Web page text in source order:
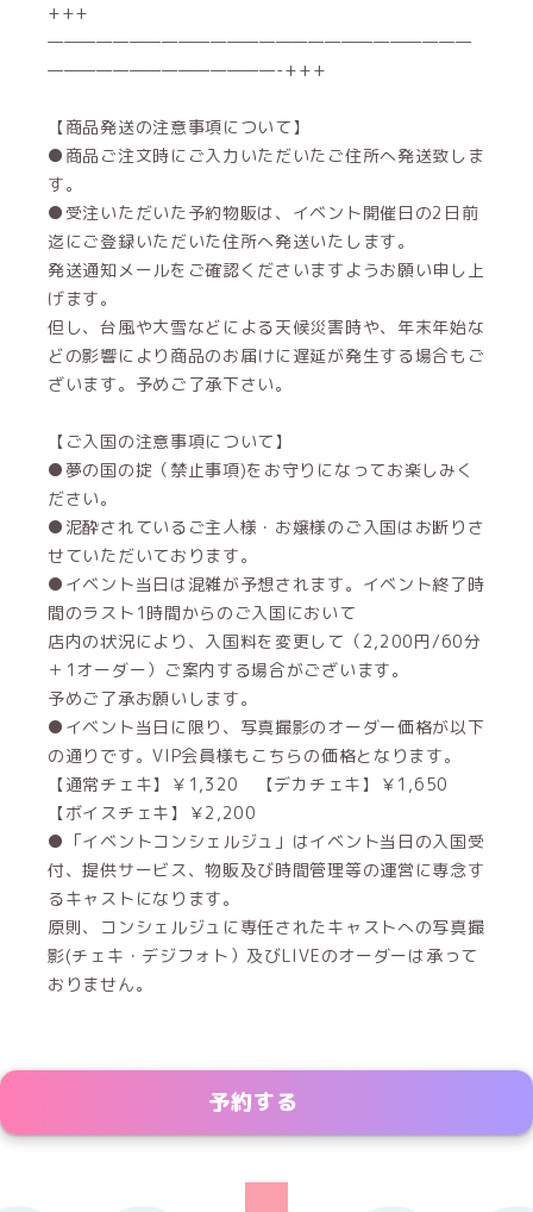
+++
——————————————————————————
——————————————-+++
【商品発送の注意事項について】
●商品ご注文時にご入力いただいたご住所へ発送致しま
す。
●受注いただいた予約物販は、イベント開催日の2日前
迄にご登録いただいた住所へ発送いたします。
発送通知メールをご確認くださいますようお願い申し上
げます。
但し、台風や大雪などによる天候災害時や、年末年始な
どの影響により商品のお届けに遅延が発生する場合もご
ざいます。予めご了承下さい。
【ご入国の注意事項について】
●夢の国の掟（禁止事項)をお守りになってお楽しみく
ださい。
●泥酔されているご主人様・お嬢様のご入国はお断りさ
せていただいております。
●イベント当日は混雑が予想されます。イベント終了時
間のラスト1時間からのご入国において
店内の状況により、入国料を変更して（2,200円/60分
＋1オーダー）ご案内する場合がございます。
予めご了承お願いします。
●イベント当日に限り、写真撮影のオーダー価格が以下
の通りです。VIP会員様もこちらの価格となります。
【通常チェキ】￥1,320 【デカチェキ】￥1,650
【ボイスチェキ】￥2,200
●「イベントコンシェルジュ」はイベント当日の入国受
付、提供サービス、物販及び時間管理等の運営に専念す
るキャストになります。
原則、コンシェルジュに専任されたキャストへの写真撮
影(チェキ・デジフォト）及びLIVEのオーダーは承って
おりません。
予約する